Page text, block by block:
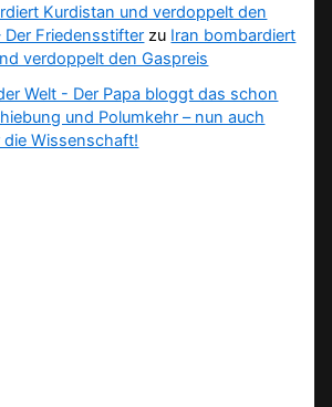
Kurdistan und verdoppelt den
Friedensstifter zu Iran bombardiert
verdoppelt den Gaspreis
Welt - Der Papa bloggt das schon
und Polumkehr – nun auch
Wissenschaft!